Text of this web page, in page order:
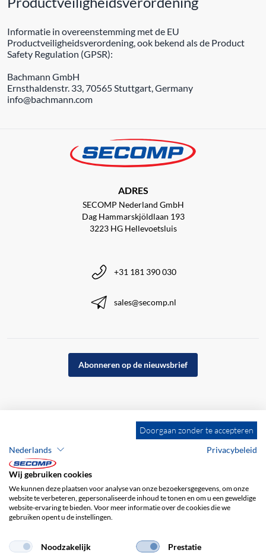
Informatie in overeenstemming met de EU
Productveiligheidsverordening, ook bekend als de Product
Safety Regulation (GPSR):
Bachmann GmbH
Ernsthaldenstr. 33, 70565 Stuttgart, Germany
info@bachmann.com
ADRES
SECOMP Nederland GmbH
Dag Hammarskjöldlaan 193
3223 HG Hellevoetsluis
+31 181 390 030
sales@secomp.nl
Abonneren op de nieuwsbrief
Bedrijfsgegevens
Privacybeleid
Doorgaan zonder te accepteren
Nederlands
Privacybeleid
Wij gebruiken cookies
We kunnen deze plaatsen voor analyse van onze bezoekersgegevens, om onze
website te verbeteren, gepersonaliseerde inhoud te tonen en om u een geweldige
website-ervaring te bieden. Voor meer informatie over de cookies die we
gebruiken opent u de instellingen.
Noodzakelijk Prestatie